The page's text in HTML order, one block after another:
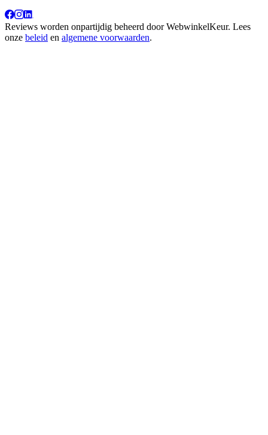
Reviews worden onpartijdig beheerd doorWebwinkelKeur. Lees
onze beleid en algemene voorwaarden.